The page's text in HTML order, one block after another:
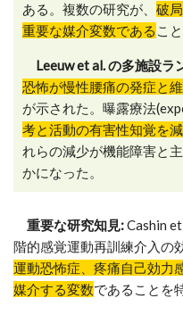
ある。複数の研究が、 破
重要な媒介変数である こ
Leeuw et al. の多施設ラ
恐怖が慢性腰痛の発症と
が示された。曝露療法
考と活動の有害性知覚を
れらの減少が機能障害と
かになった。
重要な研究知見:Cashin
階的感覚運動再訓練介入の
運動恐怖症、疼痛自己効力
媒介する変数であることを